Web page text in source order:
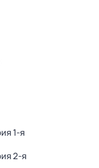
1-я
2-я